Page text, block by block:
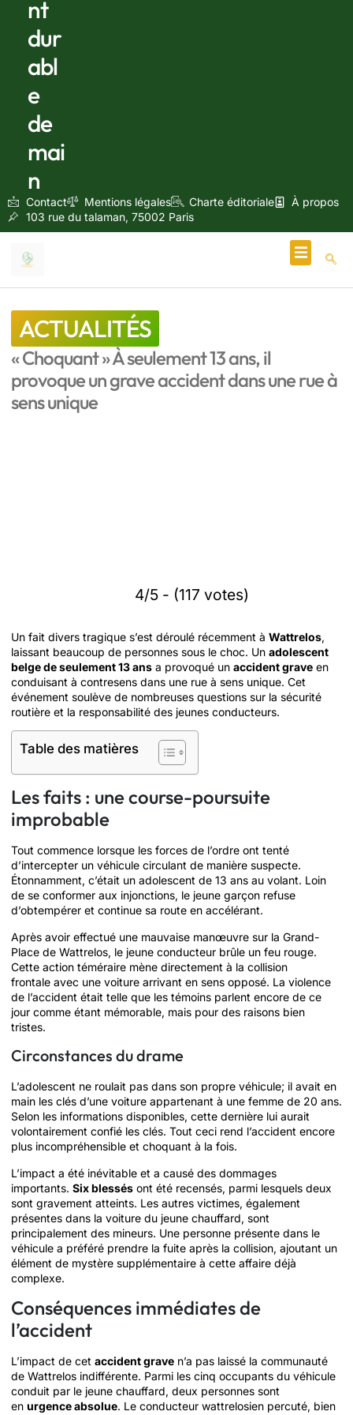
nt
dur
abl
e
de
mai
n
Contact Mentions légales Charte éditoriale
À propos
103 rue du talaman, 75002 Paris
ACTUALITÉS
« Choquant » À seulement 13 ans, il
provoque un grave accident dans une rue à
sens unique
4/5 - (117 votes)
Un fait divers tragique s’est déroulé récemment à Wattrelos,
laissant beaucoup de personnes sous le choc. Un adolescent
belge de seulement 13 ans a provoqué un accident grave en
conduisant à contresens dans une rue à sens unique. Cet
événement soulève de nombreuses questions sur la sécurité
routière et la responsabilité des jeunes conducteurs.
Table des matières
Les faits : une course-poursuite
improbable
Tout commence lorsque les forces de l’ordre ont tenté
d’intercepter un véhicule circulant de manière suspecte.
Étonnamment, c’était un adolescent de 13 ans au volant. Loin
de se conformer aux injonctions, le jeune garçon refuse
d’obtempérer et continue sa route en accélérant.
Après avoir effectué une mauvaise manœuvre sur la Grand-
Place de Wattrelos, le jeune conducteur brûle un feu rouge.
Cette action téméraire mène directement à la collision
frontale avec une voiture arrivant en sens opposé. La violence
de l’accident était telle que les témoins parlent encore de ce
jour comme étant mémorable, mais pour des raisons bien
tristes.
Circonstances du drame
L’adolescent ne roulait pas dans son propre véhicule; il avait en
main les clés d’une voiture appartenant à une femme de 20 ans.
Selon les informations disponibles, cette dernière lui aurait
volontairement confié les clés. Tout ceci rend l’accident encore
plus incompréhensible et choquant à la fois.
L’impact a été inévitable et a causé des dommages
importants. Six blessés ont été recensés, parmi lesquels deux
sont gravement atteints. Les autres victimes, également
présentes dans la voiture du jeune chauffard, sont
principalement des mineurs. Une personne présente dans le
véhicule a préféré prendre la fuite après la collision, ajoutant un
élément de mystère supplémentaire à cette affaire déjà
complexe.
Conséquences immédiates de
l’accident
L’impact de cet accident grave n’a pas laissé la communauté
de Wattrelos indifférente. Parmi les cinq occupants du véhicule
conduit par le jeune chauffard, deux personnes sont
en urgence absolue. Le conducteur wattrelosien percuté, bien